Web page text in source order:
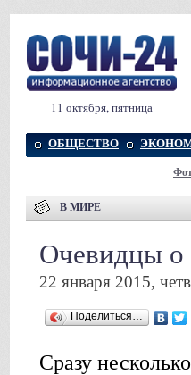
11 октября, пятница
ОБЩЕСТВО
В МИРЕ
Очевидцы о
22 января 2015,
Поделиться…
Сразу